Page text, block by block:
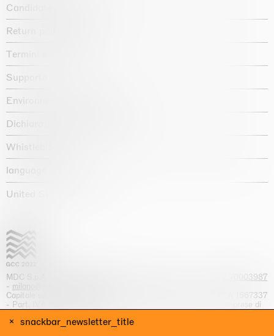
snackbar_newsletter_title
Candidate privacy notice
Return policy shop
Termini e condizioni
Supporto
Environmental statement
Dichiarazione di accessibilità
Whistleblowing
language :
United States / USD $
MDC S.p.A. -
+39 02 70003987
- milano@massimodecarlo.com
Capitale sociale interamente versato: EUR 1.514.762,00 – REA 1567337
- Part. IVA / C.F. 12584550151 - Iscrizione al Registro delle imprese di